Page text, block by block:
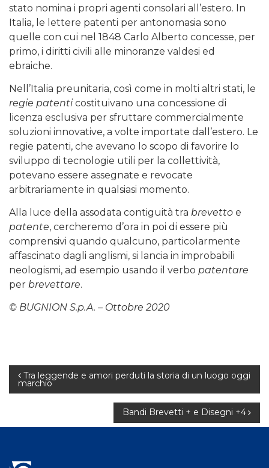
stato nomina i propri agenti consolari all’estero. In
Italia, le lettere patenti per antonomasia sono
quelle con cui nel 1848 Carlo Alberto concesse, per
primo, i diritti civili alle minoranze valdesi ed
ebraiche.
Nell’Italia preunitaria, così come in molti altri stati, le
regie patenticostituivano una concessione di
licenza esclusiva per sfruttare commercialmente
soluzioni innovative, a volte importate dall’estero. Le
regie patenti, che avevano lo scopo di favorire lo
sviluppo di tecnologie utili per la collettività,
potevano essere assegnate e revocate
arbitrariamente in qualsiasi momento.
Alla luce della assodata contiguità tra brevetto e
patente, cercheremo d’ora in poi di essere più
comprensivi quando qualcuno, particolarmente
affascinato dagli anglismi, si lancia in improbabili
neologismi, ad esempio usando il verbo patentare
per brevettare.
© BUGNION S.p.A. – Ottobre 2020
Navigazione
Tra leggende e amori perduti la storia di un luogo oggi
marchio
Bandi Brevetti + e Disegni +4